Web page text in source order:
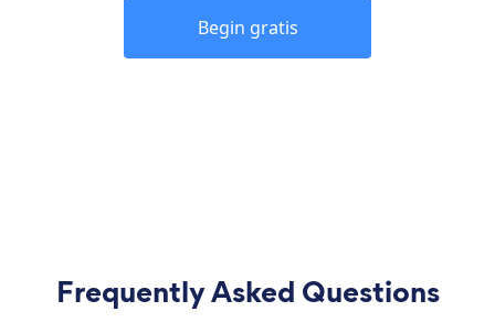
Begin gratis
Frequently Asked Questions